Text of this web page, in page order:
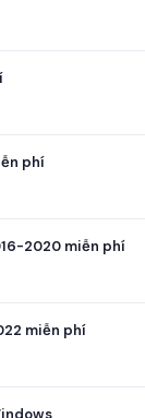
phí
2020 miễn phí
miễn phí